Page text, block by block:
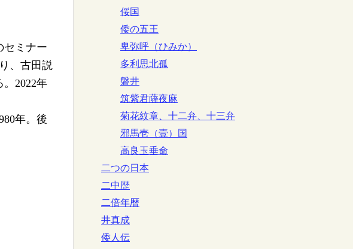
セミナー
、古田説
2022年
年。後
俀国
倭の五王
卑弥呼（ひみか）
多利思北孤
磐井
筑紫君薩夜麻
菊花紋章、十二弁、十三弁
邪馬壱（壹）国
高良玉垂命
二つの日本
二中歴
二倍年暦
井真成
倭人伝